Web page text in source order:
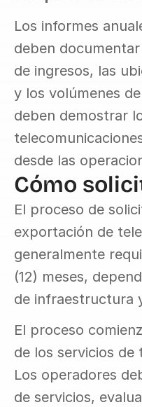
Los informes
deben
de ingresos, las
y los volúmenes
deben demostrar
desde las
Cómo
El proceso de
exportación de
generalmente
(12) meses,
de infraestructura
El proceso
de los servicios de
Los operadores
de servicios,